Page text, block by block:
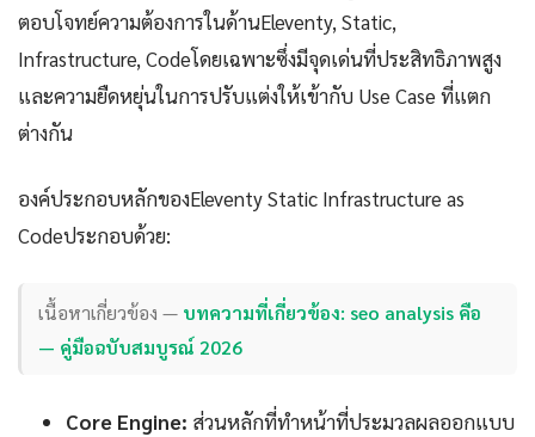
ตอบโจทย์ความต้องการในด้านEleventy, Static,
Infrastructure, Codeโดยเฉพาะซึ่งมีจุดเด่นที่ประสิทธิภาพสูง
และความยืดหยุ่นในการปรับแต่งให้เข้ากับ Use Case ที่แตก
ต่างกัน
องค์ประกอบหลักของEleventy Static Infrastructure as
Codeประกอบด้วย:
เนื้อหาเกี่ยวข้อง — บทความที่เกี่ยวข้อง: seo analysis คือ
— คู่มือฉบับสมบูรณ์ 2026
Core Engine: ส่วนหลักที่ทำหน้าที่ประมวลผลออกแบบ